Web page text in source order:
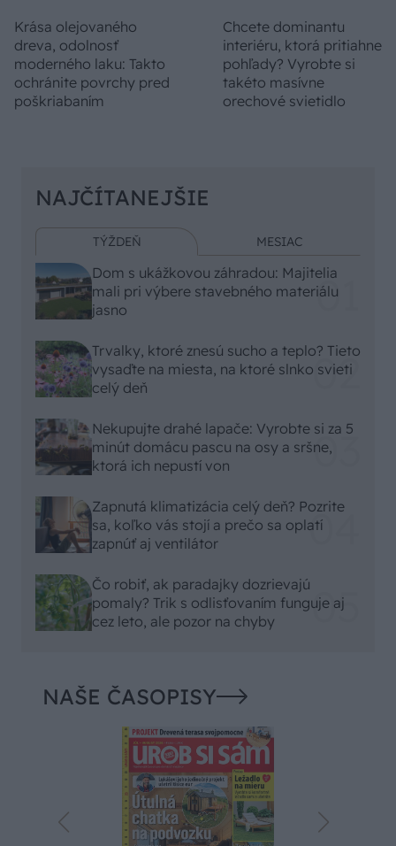
Krása olejovaného
dreva, odolnosť
moderného laku: Takto
ochránite povrchy pred
poškriabaním
Chcete dominantu
interiéru, ktorá pritiahne
pohľady? Vyrobte si
takéto masívne
orechové svietidlo
NAJČÍTANEJŠIE
TÝŽDEŇ MESIAC
Dom s ukážkovou záhradou: Majitelia
mali pri výbere stavebného materiálu
jasno
Trvalky, ktoré znesú sucho a teplo? Tieto
vysaďte na miesta, na ktoré slnko svieti
celý deň
Nekupujte drahé lapače: Vyrobte si za 5
minút domácu pascu na osy a sršne,
ktorá ich nepustí von
Zapnutá klimatizácia celý deň? Pozrite
sa, koľko vás stojí a prečo sa oplatí
zapnúť aj ventilátor
Čo robiť, ak paradajky dozrievajú
pomaly? Trik s odlisťovaním funguje aj
cez leto, ale pozor na chyby
NAŠE ČASOPISY